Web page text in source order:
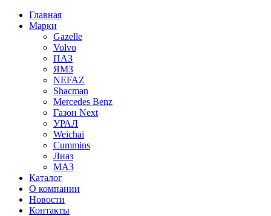
Главная
Марки
Gazelle
Volvo
ПАЗ
ЯМЗ
NEFAZ
Shacman
Mercedes Benz
Газон Next
УРАЛ
Weichai
Cummins
Лиаз
МАЗ
Каталог
О компании
Новости
Контакты